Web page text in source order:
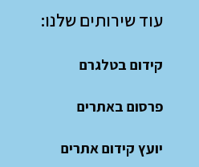
עוד שירותים שלנו:
קידום בטלגרם
פרסום באתרים
יועץ קידום אתרים